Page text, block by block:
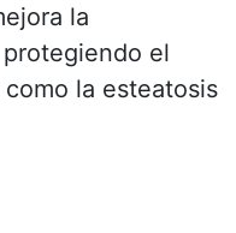
la
el
la esteatosis